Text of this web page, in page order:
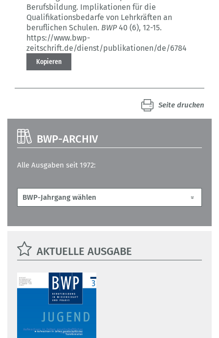
Berufsbildung. Implikationen für die
Qualifikationsbedarfe von Lehrkräften an
beruflichen Schulen. BWP40 (6), 12-15.
https://www.bwp-
zeitschrift.de/dienst/publikationen/de/6784
Kopieren
Seite drucken
BWP-ARCHIV
Alle Ausgaben seit 1972:
AKTUELLE AUSGABE